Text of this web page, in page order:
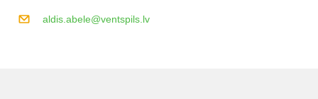
aldis.abele@ventspils.lv